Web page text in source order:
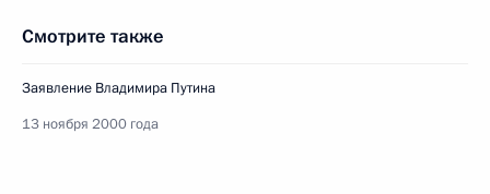
Смотрите также
Заявление Владимира Путина
13 ноября 2000 года